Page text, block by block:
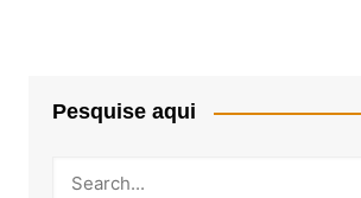
Pesquise aqui